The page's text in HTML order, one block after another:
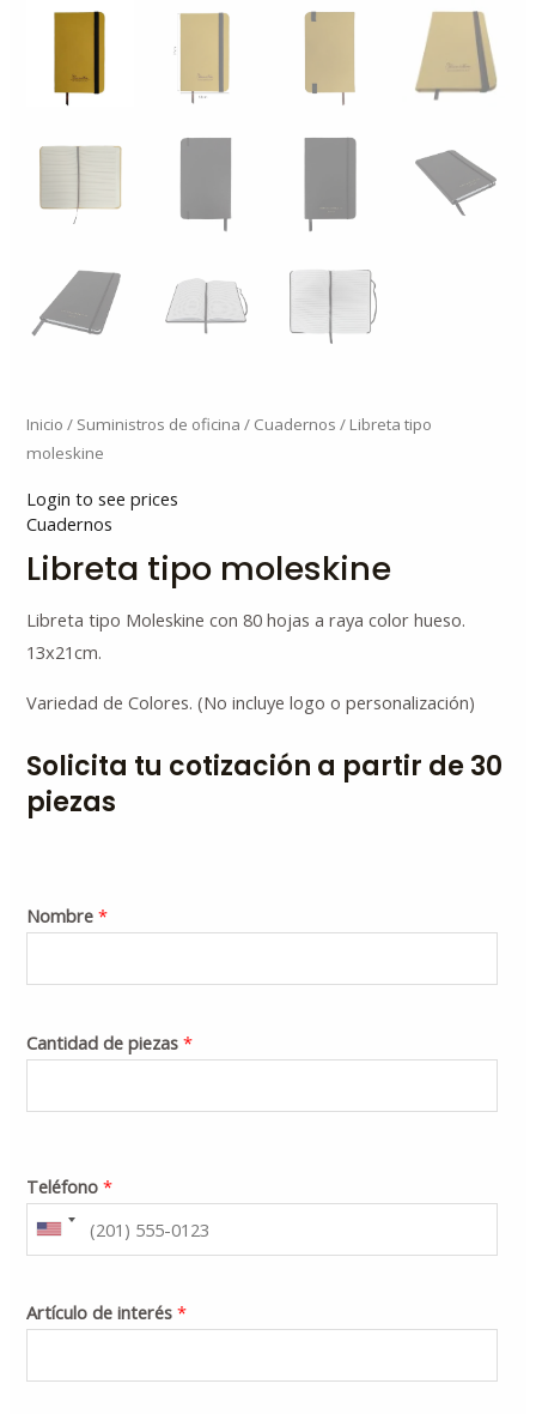
Inicio / Suministros de oficina / Cuadernos / Libreta tipo
moleskine
Login to see prices
Cuadernos
Libreta tipo moleskine
Libreta tipo Moleskine con 80 hojas a raya color hueso.
13x21cm.
Variedad de Colores. (No incluye logo o personalización)
Solicita tu cotización a partir de 30
piezas
Nombre*
Cantidad de piezas*
Teléfono*
Artículo de interés*